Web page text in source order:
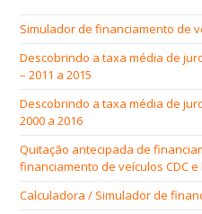
Simulador de financiamento de
Descobrindo a taxa média de
– 2011 a 2015
Descobrindo a taxa média de
2000 a 2016
Quitação antecipada de
financiamento de veículos CDC
Calculadora / Simulador de